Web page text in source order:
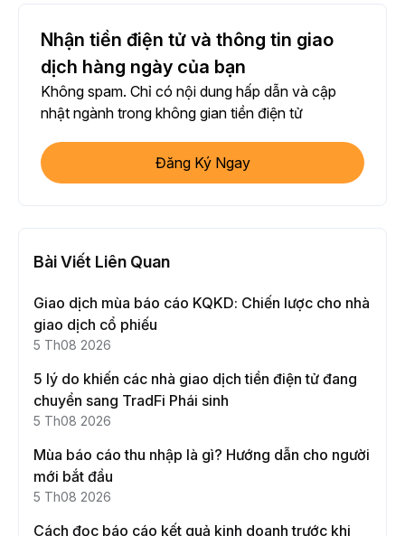
Nhận tiền điện tử và thông tin giao
dịch hàng ngày của bạn
Không spam. Chỉ có nội dung hấp dẫn và cập
nhật ngành trong không gian tiền điện tử
Đăng Ký Ngay
Bài Viết Liên Quan
Giao dịch mùa báo cáo KQKD: Chiến lược cho nhà
giao dịch cổ phiếu
5 Th08 2026
5 lý do khiến các nhà giao dịch tiền điện tử đang
chuyển sang TradFi Phái sinh
5 Th08 2026
Mùa báo cáo thu nhập là gì? Hướng dẫn cho người
mới bắt đầu
5 Th08 2026
Cách đọc báo cáo kết quả kinh doanh trước khi